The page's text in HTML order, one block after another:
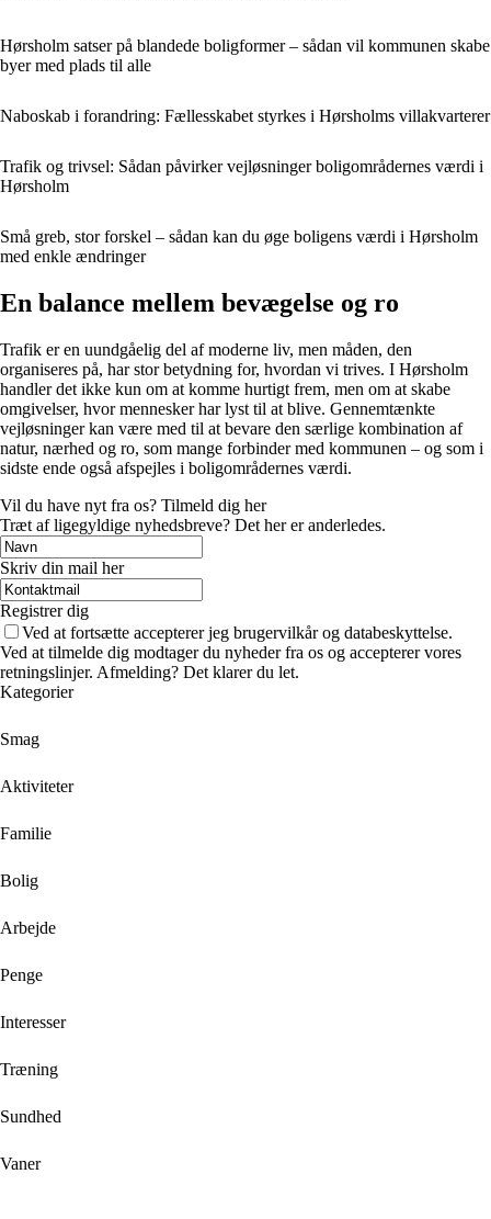
Hørsholm satser på blandede boligformer – sådan vil kommunen skabe
byer med plads til alle
Naboskab i forandring: Fællesskabet styrkes i Hørsholms villakvarterer
Trafik og trivsel: Sådan påvirker vejløsninger boligområdernes værdi i
Hørsholm
Små greb, stor forskel – sådan kan du øge boligens værdi i Hørsholm
med enkle ændringer
En balance mellem bevægelse og ro
Trafik er en uundgåelig del af moderne liv, men måden, den
organiseres på, har stor betydning for, hvordan vi trives. I Hørsholm
handler det ikke kun om at komme hurtigt frem, men om at skabe
omgivelser, hvor mennesker har lyst til at blive. Gennemtænkte
vejløsninger kan være med til at bevare den særlige kombination af
natur, nærhed og ro, som mange forbinder med kommunen – og som i
sidste ende også afspejles i boligområdernes værdi.
Vil du have nyt fra os? Tilmeld dig her
Træt af ligegyldige nyhedsbreve? Det her er anderledes.
Skriv din mail her
Registrer dig
Ved at fortsætte accepterer jeg brugervilkår og databeskyttelse.
Ved at tilmelde dig modtager du nyheder fra os og accepterer vores
retningslinjer. Afmelding? Det klarer du let.
Kategorier
Smag
Aktiviteter
Familie
Bolig
Arbejde
Penge
Interesser
Træning
Sundhed
Vaner